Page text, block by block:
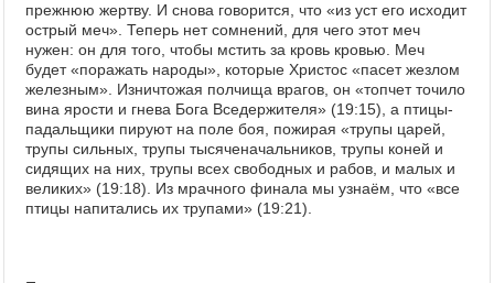
прежнюю жертву. И снова говорится, что «из уст его исходит
острый меч». Теперь нет сомнений, для чего этот меч
нужен: он для того, чтобы мстить за кровь кровью. Меч
будет «поражать народы», которые Христос «пасет жезлом
железным». Изничтожая полчища врагов, он «топчет точило
вина ярости и гнева Бога Вседержителя» (19:15), а птицы-
падальщики пируют на поле боя, пожирая «трупы царей,
трупы сильных, трупы тысяченачальников, трупы коней и
сидящих на них, трупы всех свободных и рабов, и малых и
великих» (19:18). Из мрачного финала мы узнаём, что «все
птицы напитались их трупами» (19:21).